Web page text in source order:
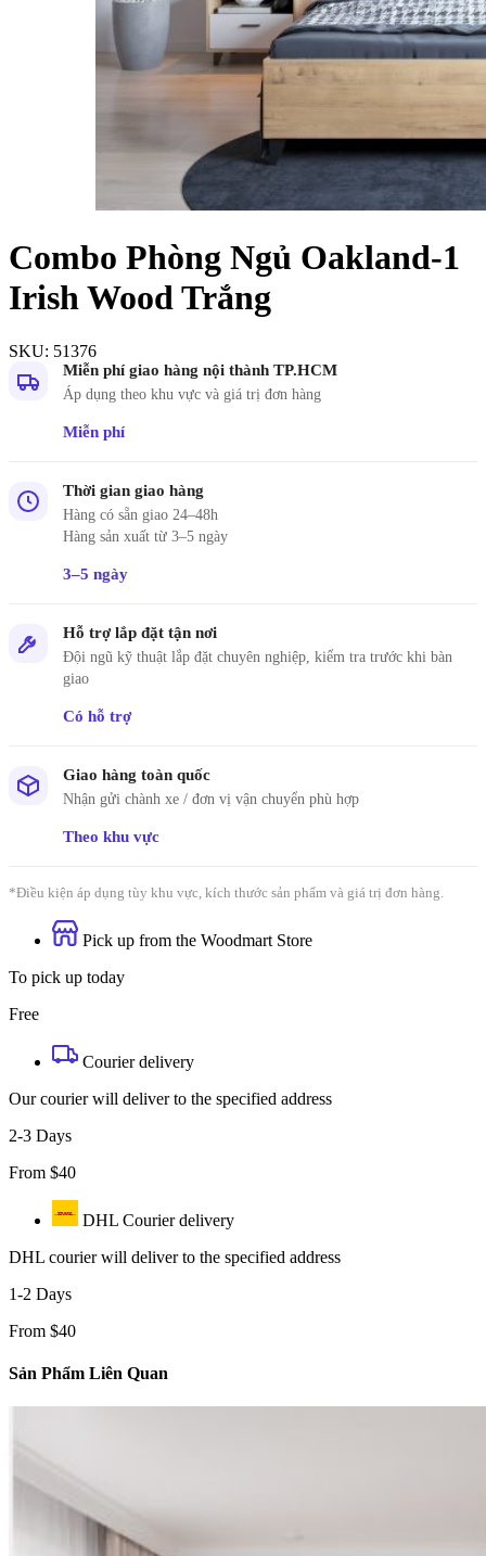
Combo Phòng Ngủ Oakland-1
Irish Wood Trắng
SKU: 51376
Miễn phí giao hàng nội thành TP.HCM
Áp dụng theo khu vực và giá trị đơn hàng
Miễn phí
Thời gian giao hàng
Hàng có sẵn giao 24–48h
Hàng sản xuất từ 3–5 ngày
3–5 ngày
Hỗ trợ lắp đặt tận nơi
Đội ngũ kỹ thuật lắp đặt chuyên nghiệp, kiểm tra trước khi bàn
giao
Có hỗ trợ
Giao hàng toàn quốc
Nhận gửi chành xe / đơn vị vận chuyển phù hợp
Theo khu vực
*Điều kiện áp dụng tùy khu vực, kích thước sản phẩm và giá trị đơn hàng.
Pick up from the Woodmart Store
To pick up today
Free
Courier delivery
Our courier will deliver to the specified address
2-3 Days
From $40
DHL Courier delivery
DHL courier will deliver to the specified address
1-2 Days
From $40
Sản Phẩm Liên Quan